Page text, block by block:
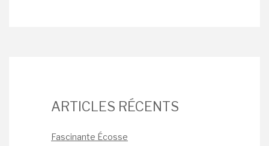
ARTICLES RÉCENTS
Fascinante Écosse